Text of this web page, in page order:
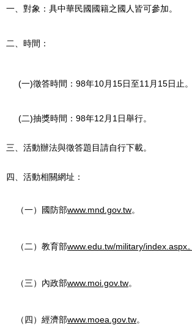
一、對象：具中華民國國籍之國人皆可參加。
二、時間：
(一)徵答時間： 98年10 月 15日至11 月 15日 止。
(二)抽獎時間： 98年12 月 1 日舉行。
三、活動辦法與徵答題目請自行下載。
四、 活動相關網址：
（一）國防部www.mnd.gov.tw。
（二）教育部www.edu.tw/military/index.aspx。
（三）內政部www.moi.gov.tw。
（四）經濟部www.moea.gov.tw。